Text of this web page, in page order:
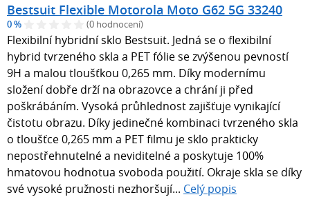
Bestsuit Flexible Motorola Moto G62 5G 33240
0 % (0 hodnocení)
Flexibilní hybridní sklo Bestsuit. Jedná se o flexibilní
hybrid tvrzeného skla a PET fólie se zvýšenou pevností
9H a malou tloušťkou 0,265 mm. Díky modernímu
složení dobře drží na obrazovce a chrání ji před
poškrábáním. Vysoká průhlednost zajišťuje vynikající
čistotu obrazu. Díky jedinečné kombinaci tvrzeného skla
o tloušťce 0,265 mm a PET filmu je sklo prakticky
nepostřehnutelné a neviditelné a poskytuje 100%
hmatovou hodnotua svoboda použití. Okraje skla se díky
své vysoké pružnosti nezhoršují... Celý popis